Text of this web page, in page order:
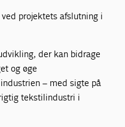
projektets afslutning i
der kan bidrage
og øge
– med sigte på
tekstilindustri i